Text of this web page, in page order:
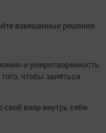
взвешенные решения.
и умиротворенность.
чтобы заняться
свой взор внутрь себя.